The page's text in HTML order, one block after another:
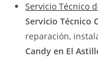
Servicio Técnico
Servicio Técnico
reparación,
Candy en El